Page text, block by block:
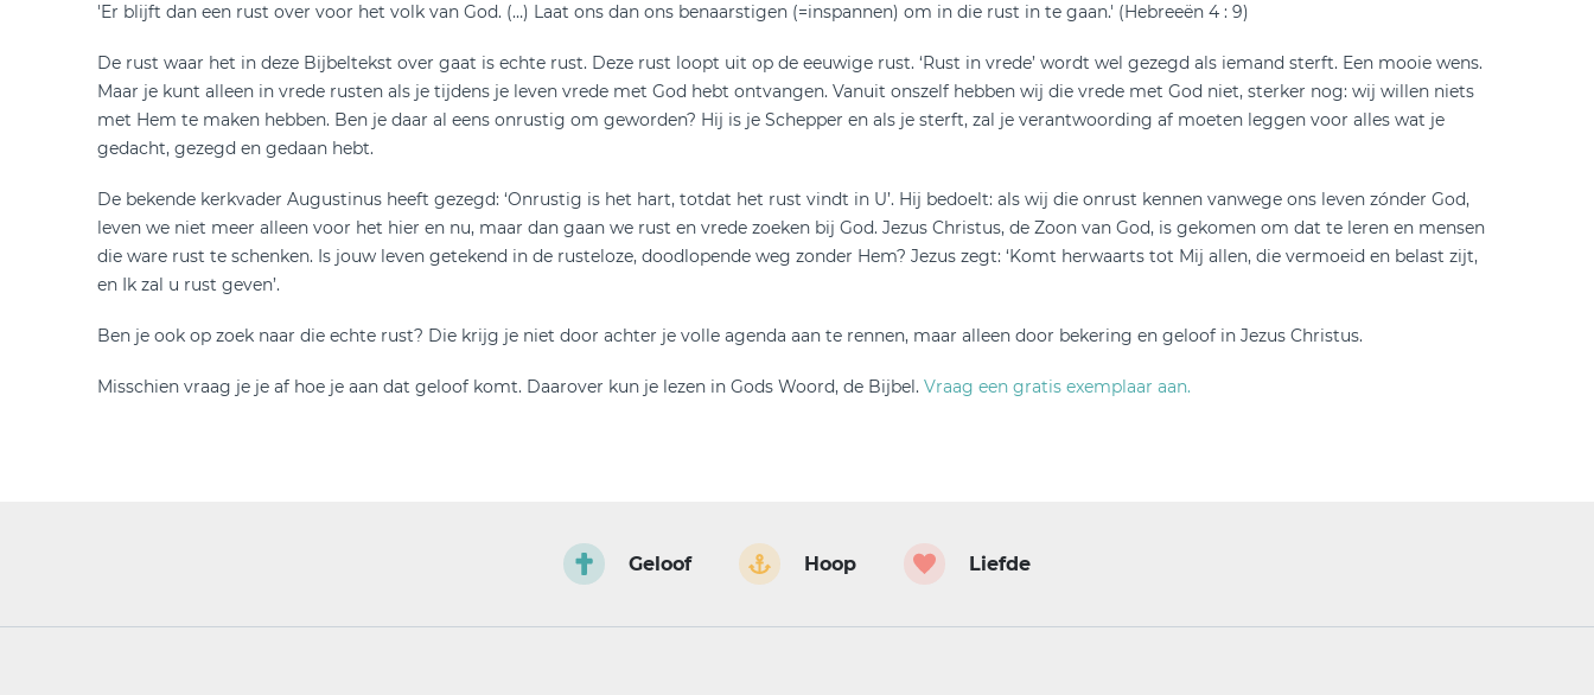
'Er blijft dan een rust over voor het volk van God. (…) Laat ons dan ons benaarstigen (=inspannen) om in die rust in te gaan.' (Hebreeën 4 : 9)
De rust waar het in deze Bijbeltekst over gaat is echte rust. Deze rust loopt uit op de eeuwige rust. ‘Rust in vrede’ wordt wel gezegd als iemand sterft. Een mooie wens.
Maar je kunt alleen in vrede rusten als je tijdens je leven vrede met God hebt ontvangen. Vanuit onszelf hebben wij die vrede met God niet, sterker nog: wij willen niets
met Hem te maken hebben. Ben je daar al eens onrustig om geworden? Hij is je Schepper en als je sterft, zal je verantwoording af moeten leggen voor alles wat je
gedacht, gezegd en gedaan hebt.
De bekende kerkvader Augustinus heeft gezegd: ‘Onrustig is het hart, totdat het rust vindt in U’. Hij bedoelt: als wij die onrust kennen vanwege ons leven zónder God,
leven we niet meer alleen voor het hier en nu, maar dan gaan we rust en vrede zoeken bij God. Jezus Christus, de Zoon van God, is gekomen om dat te leren en mensen
die ware rust te schenken. Is jouw leven getekend in de rusteloze, doodlopende weg zonder Hem? Jezus zegt: ‘Komt herwaarts tot Mij allen, die vermoeid en belast zijt,
en Ik zal u rust geven’.
Ben je ook op zoek naar die echte rust? Die krijg je niet door achter je volle agenda aan te rennen, maar alleen door bekering en geloof in Jezus Christus.
Misschien vraag je je af hoe je aan dat geloof komt. Daarover kun je lezen in Gods Woord, de Bijbel. Vraag een gratis exemplaar aan.
Geloof Hoop Liefde